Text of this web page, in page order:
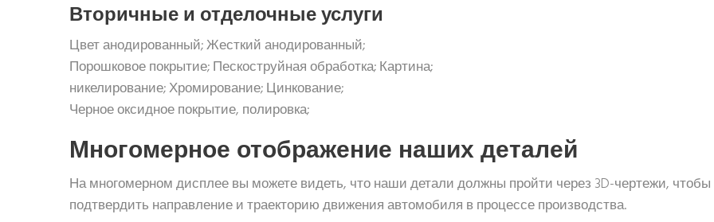
Вторичные и отделочные услуги
Цвет анодированный; Жесткий анодированный;
Порошковое покрытие; Пескоструйная обработка; Картина;
никелирование; Хромирование; Цинкование;
Черное оксидное покрытие, полировка;
Многомерное отображение наших деталей
На многомерном дисплее вы можете видеть, что наши детали должны пройти через 3D-чертежи, чтобы
подтвердить направление и траекторию движения автомобиля в процессе производства.